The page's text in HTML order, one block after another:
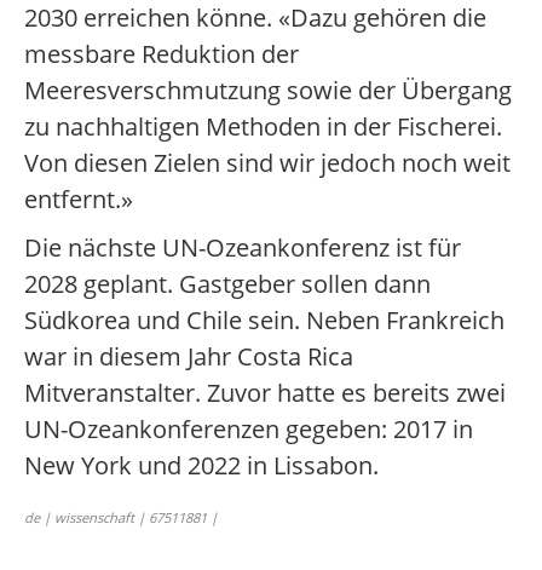
2030 erreichen könne. «Dazu gehören die
messbare Reduktion der
Meeresverschmutzung sowie der Übergang
zu nachhaltigen Methoden in der Fischerei.
Von diesen Zielen sind wir jedoch noch weit
entfernt.»
Die nächste UN-Ozeankonferenz ist für
2028 geplant. Gastgeber sollen dann
Südkorea und Chile sein. Neben Frankreich
war in diesem Jahr Costa Rica
Mitveranstalter. Zuvor hatte es bereits zwei
UN-Ozeankonferenzen gegeben: 2017 in
New York und 2022 in Lissabon.
de | wissenschaft | 67511881 |